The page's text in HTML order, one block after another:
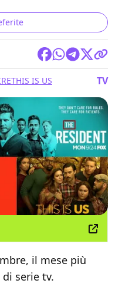
THIS IS US TV
il mese più
serie tv.